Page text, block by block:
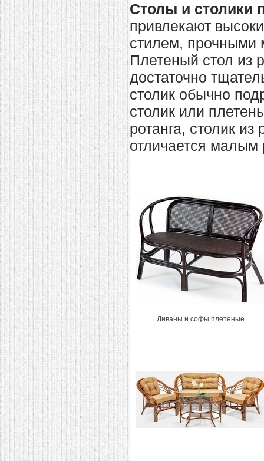
Столы и столики
привлекают
стилем, прочными
Плетеный стол из
достаточно
столик обычно
столик или
ротанга, столик из
отличается
Диваны и софы плетеные